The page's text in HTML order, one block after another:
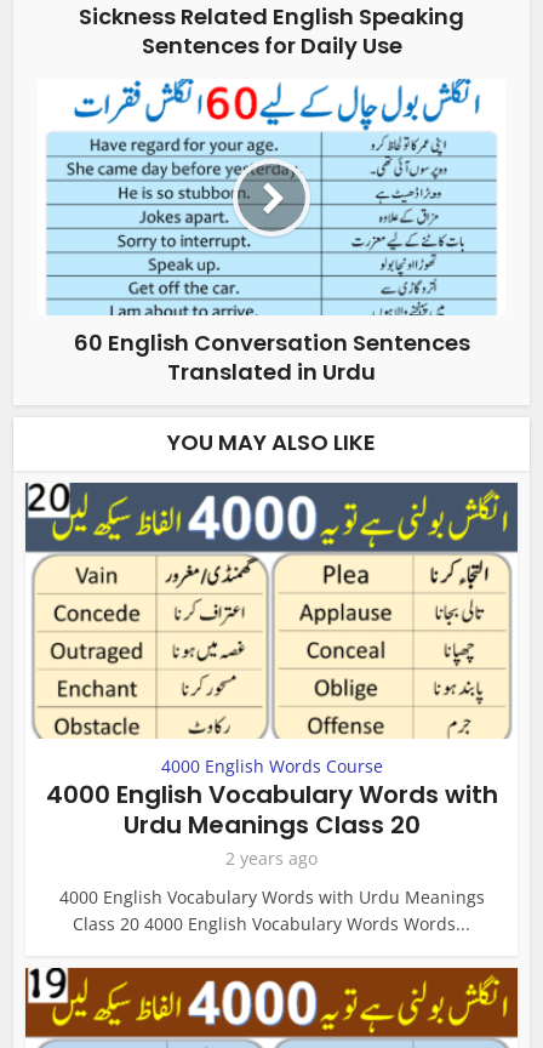
Sickness Related English Speaking
Sentences for Daily Use
60 English Conversation Sentences
Translated in Urdu
YOU MAY ALSO LIKE
4000 English Words Course
4000 English Vocabulary Words with
Urdu Meanings Class 20
2 years ago
4000 English Vocabulary Words with Urdu Meanings
Class 20 4000 English Vocabulary Words Words...